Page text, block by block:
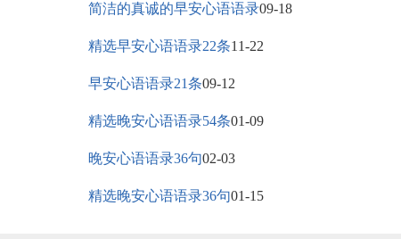
简洁的真诚的早安心语语录09-18
精选早安心语语录22条11-22
早安心语语录21条09-12
精选晚安心语语录54条01-09
晚安心语语录36句02-03
精选晚安心语语录36句01-15